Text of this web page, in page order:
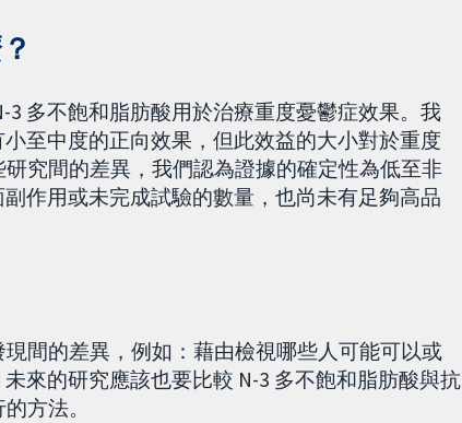
多不飽和脂肪酸用於治療重度憂鬱症效果。我
至中度的正向效果，但此效益的大小對於重度
究間的差異，我們認為證據的確定性為低至非
作用或未完成試驗的數量，也尚未有足夠高品
間的差異，例如：藉由檢視哪些人可能可以或
來的研究應該也要比較 N-3 多不飽和脂肪酸與抗
方法。